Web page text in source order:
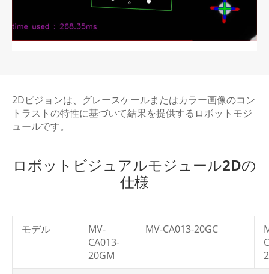
2Dビジョンは、グレースケールまたはカラー画像のコン
トラストの特性に基づいて結果を提供するロボットモジ
ュールです。
ロボットビジュアルモジュール2Dの
仕様
モデル
MV-
CA013-
20GM
MV-CA013-20GC